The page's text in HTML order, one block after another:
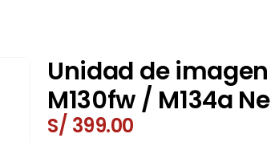
Unidad de imagen
M130fw / M134a
S/ 399.00